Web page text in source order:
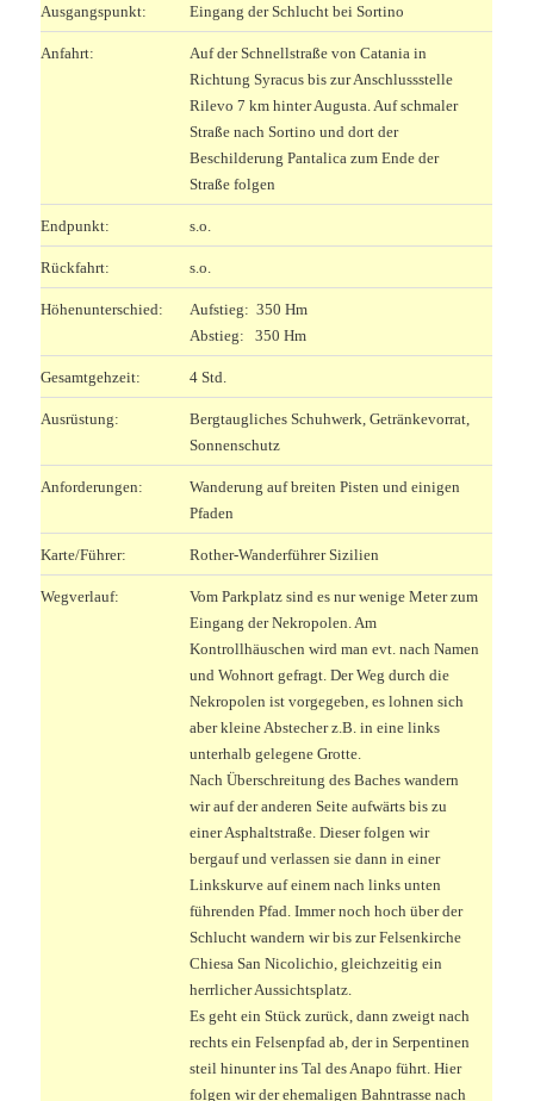
Ausgangspunkt: Eingang der Schlucht bei Sortino
Anfahrt:
Auf der Schnellstraße von Catania in
Richtung Syracus bis zur Anschlussstelle
Rilevo 7 km hinter Augusta. Auf schmaler
Straße nach Sortino und dort der
Beschilderung Pantalica zum Ende der
Straße folgen
Endpunkt: s.o.
Rückfahrt: s.o.
Höhenunterschied:
Aufstieg: 350 Hm
Abstieg: 350 Hm
Gesamtgehzeit: 4 Std.
Ausrüstung:
Bergtaugliches Schuhwerk, Getränkevorrat,
Sonnenschutz
Anforderungen:
Wanderung auf breiten Pisten und einigen
Pfaden
Karte/Führer: Rother-Wanderführer Sizilien
Wegverlauf:
Vom Parkplatz sind es nur wenige Meter zum
Eingang der Nekropolen. Am
Kontrollhäuschen wird man evt. nach Namen
und Wohnort gefragt. Der Weg durch die
Nekropolen ist vorgegeben, es lohnen sich
aber kleine Abstecher z.B. in eine links
unterhalb gelegene Grotte.
Nach Überschreitung des Baches wandern
wir auf der anderen Seite aufwärts bis zu
einer Asphaltstraße. Dieser folgen wir
bergauf und verlassen sie dann in einer
Linkskurve auf einem nach links unten
führenden Pfad. Immer noch hoch über der
Schlucht wandern wir bis zur Felsenkirche
Chiesa San Nicolichio, gleichzeitig ein
herrlicher Aussichtsplatz.
Es geht ein Stück zurück, dann zweigt nach
rechts ein Felsenpfad ab, der in Serpentinen
steil hinunter ins Tal des Anapo führt. Hier
folgen wir der ehemaligen Bahntrasse nach